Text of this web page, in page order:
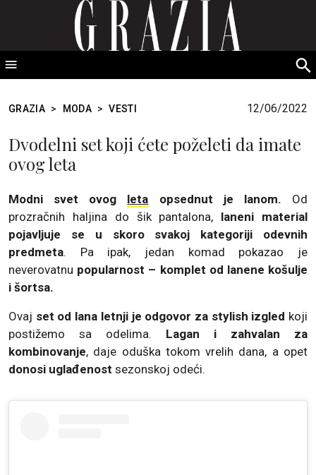
GRAZIA Srbija
GRAZIA > MODA > VESTI 12/06/2022
Dvodelni set koji ćete poželeti da imate
ovog leta
Modni svet ovog leta opsednut je lanom. Od
prozračnih haljina do šik pantalona, laneni material
pojavljuje se u skoro svakoj kategoriji odevnih
predmeta. Pa ipak, jedan komad pokazao je
neverovatnu popularnost – komplet od lanene košulje
i šortsa.
Ovaj set od lana letnji je odgovor za stylish izgled koji
postižemo sa odelima. Lagan i zahvalan za
kombinovanje, daje oduška tokom vrelih dana, a opet
donosi uglađenost sezonskoj odeći.